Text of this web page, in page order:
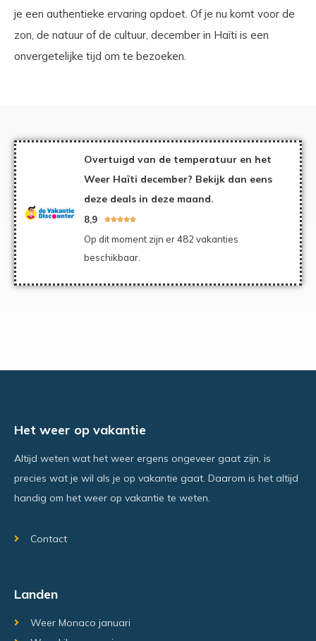
je een authentieke ervaring opdoet. Of je nu komt voor de
zon, de natuur of de cultuur, december in Haïti is een
onvergetelijke tijd om te bezoeken.
Overtuigd van de temperatuur en het
Weer Haïti december? Bekijk dan eens
deze deals in deze maand.
8,9 
Op dit moment zijn er 482 vakanties
beschikbaar.
Het weer op vakantie
Altijd weten wat het weer ergens ongeveer gaat zijn, is
precies wat je wil als je op vakantie gaat. Daarom is het altijd
handig om het weer op vakantie te weten.
Contact
Landen
Weer Monaco januari